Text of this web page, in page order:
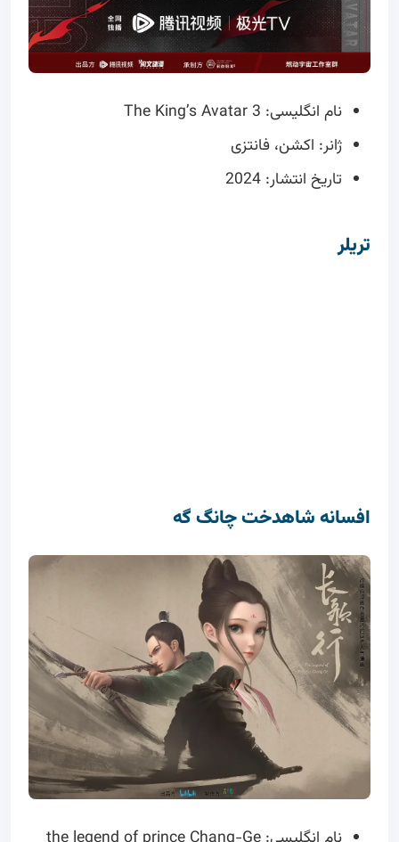
نام انگلیسی: The King’s Avatar 3
ژانر: اکشن، فانتزی
تاریخ انتشار: 2024
تریلر
افسانه شاهدخت چانگ گه